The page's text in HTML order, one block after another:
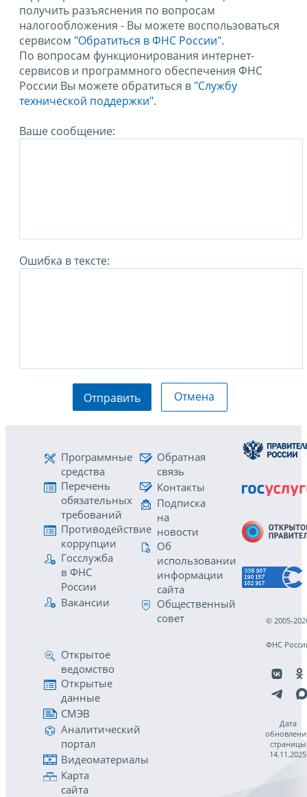
получить разъяснения по вопросам
налогообложения - Вы можете воспользоваться
сервисом "Обратиться в ФНС России".
По вопросам функционирования интернет-
сервисов и программного обеспечения ФНС
России Вы можете обратиться в "Службу
технической поддержки".
Ваше сообщение:
Ошибка в тексте:
Отправить Отмена
Программные
средства
Перечень
обязательных
требований
Противодействие
коррупции
Госслужба
в ФНС
России
Вакансии
Обратная
связь
Контакты
Подписка
на
новости
Об
использовании
информации
сайта
Общественный
совет
Открытое
ведомство
Открытые
данные
СМЭВ
Аналитический
портал
Видеоматериалы
Карта
сайта
© 2005-
ФНС
Дата
страницы
14.11.2025